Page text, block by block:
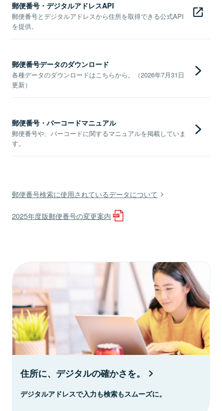
郵便番号・デジタルアドレスAPI
郵便番号とデジタルアドレスから住所を取得できる公式API
を提供。
郵便番号データのダウンロード
各種データのダウンロードはこちらから。（2026年7月31日
更新）
郵便番号・バーコードマニュアル
郵便番号や、バーコードに関するマニュアルを掲載していま
す。
郵便番号検索に使用されているデータについて
2025年度版郵便番号の変更案内
住所に、デジタルの確かさを。
デジタルアドレスで入力も検索もスムーズに。